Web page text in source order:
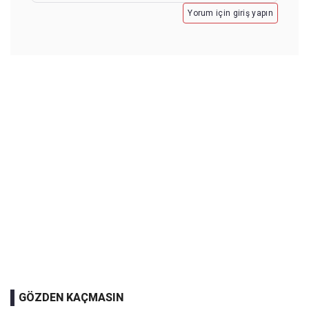
Yorum için giriş yapın
GÖZDEN KAÇMASIN